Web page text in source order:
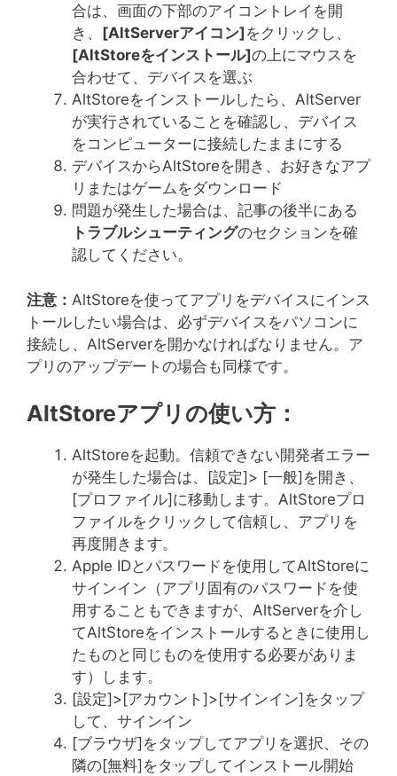
合は、画面の下部のアイコントレイを開
き、 [AltServerアイコン] をクリックし、
[AltStoreをインストール]の上にマウスを
合わせて、デバイスを選ぶ
AltStoreをインストールしたら、AltServer
が実行されていることを確認し、デバイス
をコンピューターに接続したままにする
デバイスからAltStoreを開き、お好きなアプ
リまたはゲームをダウンロード
問題が発生した場合は、記事の後半にある
トラブルシューティングのセクションを確
認してください。
注意： AltStoreを使ってアプリをデバイスにインス
トールしたい場合は、必ずデバイスをパソコンに
接続し、AltServerを開かなければなりません。ア
プリのアップデートの場合も同様です。
AltStoreアプリの使い方：
AltStoreを起動。信頼できない開発者エラー
が発生した場合は、[設定]> [一般]を開き、
[プロファイル]に移動します。AltStoreプロ
ファイルをクリックして信頼し、アプリを
再度開きます。
Apple IDとパスワードを使用してAltStoreに
サインイン（アプリ固有のパスワードを使
用することもできますが、AltServerを介し
てAltStoreをインストールするときに使用し
たものと同じものを使用する必要がありま
す）します。
[設定]>[アカウント]>[サインイン]をタップ
して、サインイン
[ブラウザ]をタップしてアプリを選択、その
隣の[無料]をタップしてインストール開始